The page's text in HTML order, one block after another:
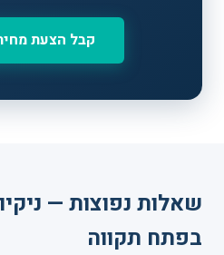
קבל הצעת
שאלות נפוצות —
בפתח תקווה